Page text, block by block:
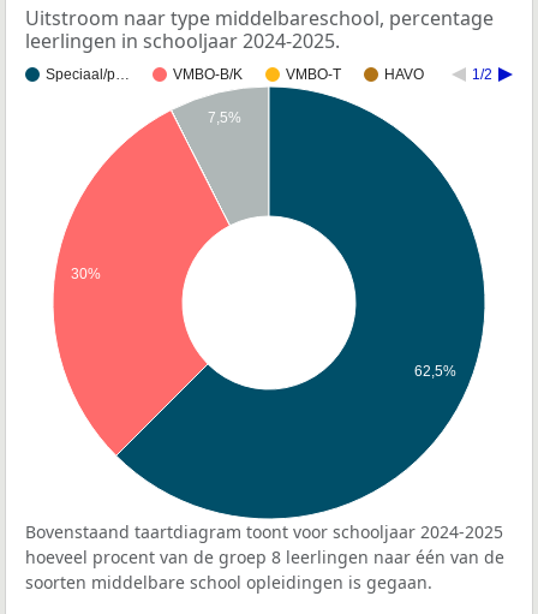
Uitstroom naar type middelbareschool, percentage
leerlingen in schooljaar 2024-2025.
Speciaal/p… VMBO-B/K VMBO-T HAVO 1/2
7,5%
30%
62,5%
Bovenstaand taartdiagram toont voor schooljaar 2024-2025
hoeveel procent van de groep 8 leerlingen naar één van de
soorten middelbare school opleidingen is gegaan.